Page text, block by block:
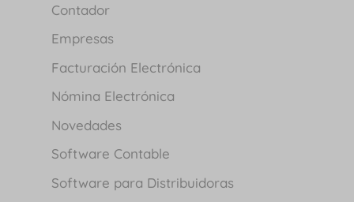
Contador
Empresas
Facturación Electrónica
Nómina Electrónica
Novedades
Software Contable
Software para Distribuidoras